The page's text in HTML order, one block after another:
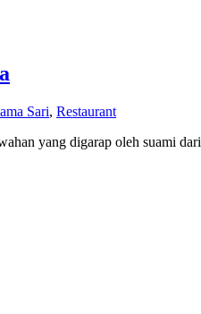
Sari, Restaurant
yang digarap oleh suami dari